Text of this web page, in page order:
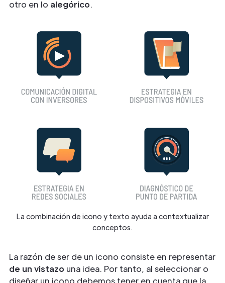
otro en lo alegórico.
La combinación de icono y texto ayuda a contextualizar
conceptos.
La razón de ser de un icono consiste en representar
de un vistazo una idea. Por tanto, al seleccionar o